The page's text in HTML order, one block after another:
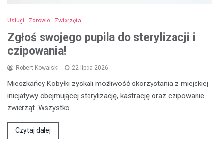
Usługi Zdrowie Zwierzęta
Zgłoś swojego pupila do sterylizacji i
czipowania!
Robert Kowalski 22 lipca 2026
Mieszkańcy Kobyłki zyskali możliwość skorzystania z miejskiej
inicjatywy obejmującej sterylizację, kastrację oraz czipowanie
zwierząt. Wszystko…
Czytaj dalej